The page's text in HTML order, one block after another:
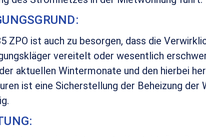
ZPO ist auch zu besorgen, dass die
vereitelt oder wesentlich
aktuellen Wintermonate und den hierbei
ist eine Sicherstellung der Beheizung der